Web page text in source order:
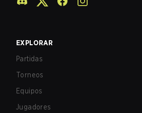
EXPLORAR
Partidas
Torneos
Equipos
Jugadores